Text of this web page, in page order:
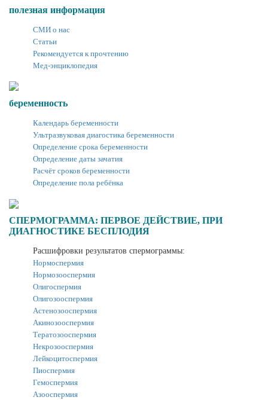
полезная информация
СМИ о нас
Статьи
Рекомендуется к прочтению
Мед-энциклопедия
беременность
Календарь беременности
Ультразвуковая диагостика беременности
Определение срока беременности
Определение даты зачатия
Расчёт сроков беременности
Определение пола ребёнка
СПЕРМОГРАММА: ПЕРВОЕ ДЕЙСТВИЕ, ПРИ
ДИАГНОСТИКЕ БЕСПЛОДИЯ
Расшифровки результатов спермограммы:
Нормоспермия
Нормозооспермия
Олигоспермия
Олигозооспермия
Астенозооспермия
Акинозооспермия
Тератозооспермия
Некрозооспермия
Лейкоцитоспермия
Пиоспермия
Гемоспермия
Азооспермия